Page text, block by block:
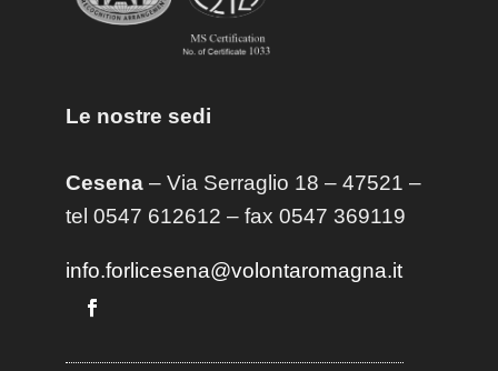
Le nostre sedi
Cesena– Via Serraglio 18 – 47521 –
tel 0547 612612 – fax 0547 369119
info.forlicesena@volontaromagna.it